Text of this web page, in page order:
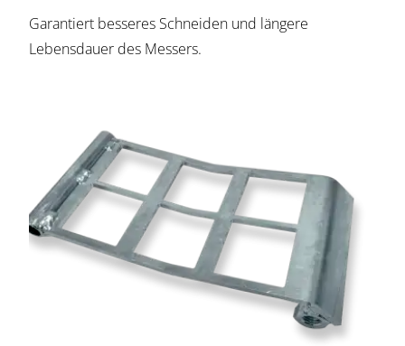
Garantiert besseres Schneiden und längere
Lebensdauer des Messers.